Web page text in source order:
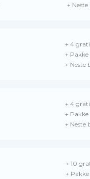
+
+ 4
+
+ Neste
+ 4
+
+ Neste
+ 10
+